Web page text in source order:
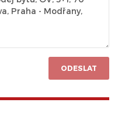
ODESLAT